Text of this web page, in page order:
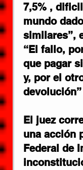
7,5% ,
mundo
similares”,
“El fallo,
que pagar
y, por el
El juez
una acción
Federal de